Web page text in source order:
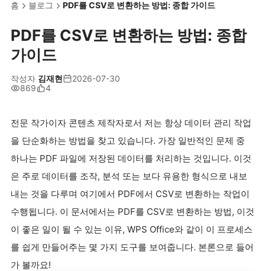
홈 블로그 PDF를 CSV로 변환하는 방법: 종합 가이드
PDF를 CSV로 변환하는 방법: 종합
가이드
작성자 김재현
2026-07-30
869
4
전문 작가이자 콘텐츠 제작자로서 저는 항상 데이터 관리 작업
을 단순화하는 방법을 찾고 있습니다. 가장 일반적인 문제 중
하나는 PDF 파일에 저장된 데이터를 처리하는 것입니다. 이것
은 주로 데이터를 조작, 분석 또는 보다 유용한 형식으로 내보
내는 것을 다루며 여기에서 PDF에서 CSV로 변환하는 작업이
수행됩니다. 이 문서에서는 PDF를 CSV로 변환하는 방법, 이것
이 좋은 일이 될 수 있는 이유, WPS Office와 같이 이 프로세스
를 쉽게 만들어주는 몇 가지 도구를 보여줍니다. 본론으로 들어
가 볼까요!